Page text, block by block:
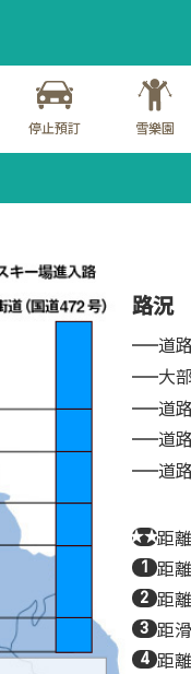
停止預訂 雪樂園
路況
道
大
道
道
道
★★距
1 距
2 距
3 距
4 距